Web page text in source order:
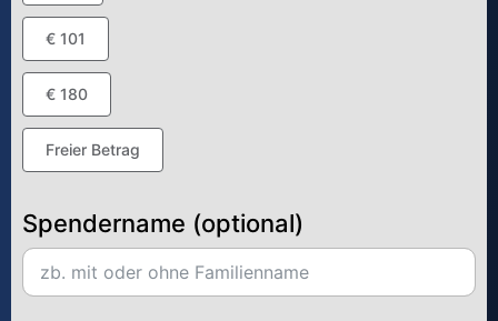
€ 101
€ 180
Freier Betrag
Spendername (optional)